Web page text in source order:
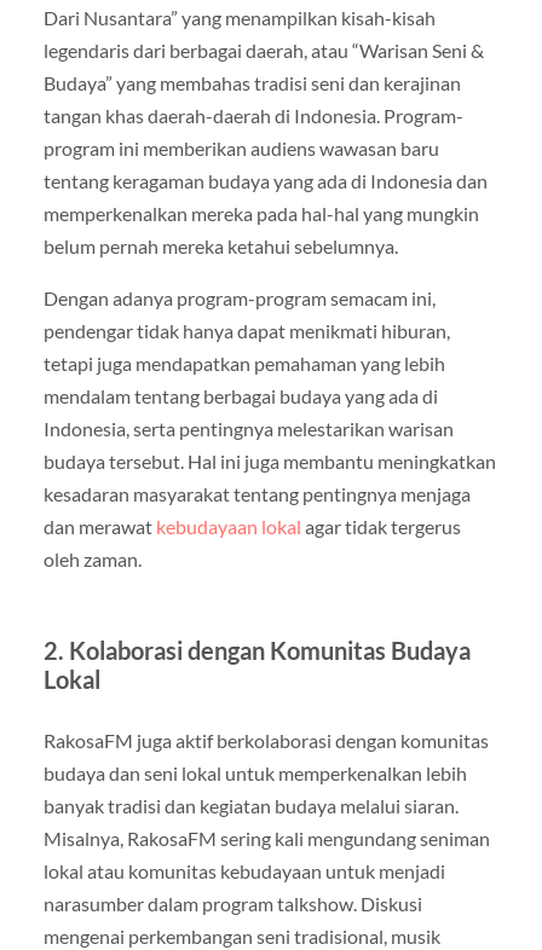
Dari Nusantara” yang menampilkan kisah-kisah
legendaris dari berbagai daerah, atau “Warisan Seni &
Budaya” yang membahas tradisi seni dan kerajinan
tangan khas daerah-daerah di Indonesia. Program-
program ini memberikan audiens wawasan baru
tentang keragaman budaya yang ada di Indonesia dan
memperkenalkan mereka pada hal-hal yang mungkin
belum pernah mereka ketahui sebelumnya.
Dengan adanya program-program semacam ini,
pendengar tidak hanya dapat menikmati hiburan,
tetapi juga mendapatkan pemahaman yang lebih
mendalam tentang berbagai budaya yang ada di
Indonesia, serta pentingnya melestarikan warisan
budaya tersebut. Hal ini juga membantu meningkatkan
kesadaran masyarakat tentang pentingnya menjaga
dan merawat kebudayaan lokal agar tidak tergerus
oleh zaman.
2. Kolaborasi dengan Komunitas Budaya
Lokal
RakosaFM juga aktif berkolaborasi dengan komunitas
budaya dan seni lokal untuk memperkenalkan lebih
banyak tradisi dan kegiatan budaya melalui siaran.
Misalnya, RakosaFM sering kali mengundang seniman
lokal atau komunitas kebudayaan untuk menjadi
narasumber dalam program talkshow. Diskusi
mengenai perkembangan seni tradisional, musik